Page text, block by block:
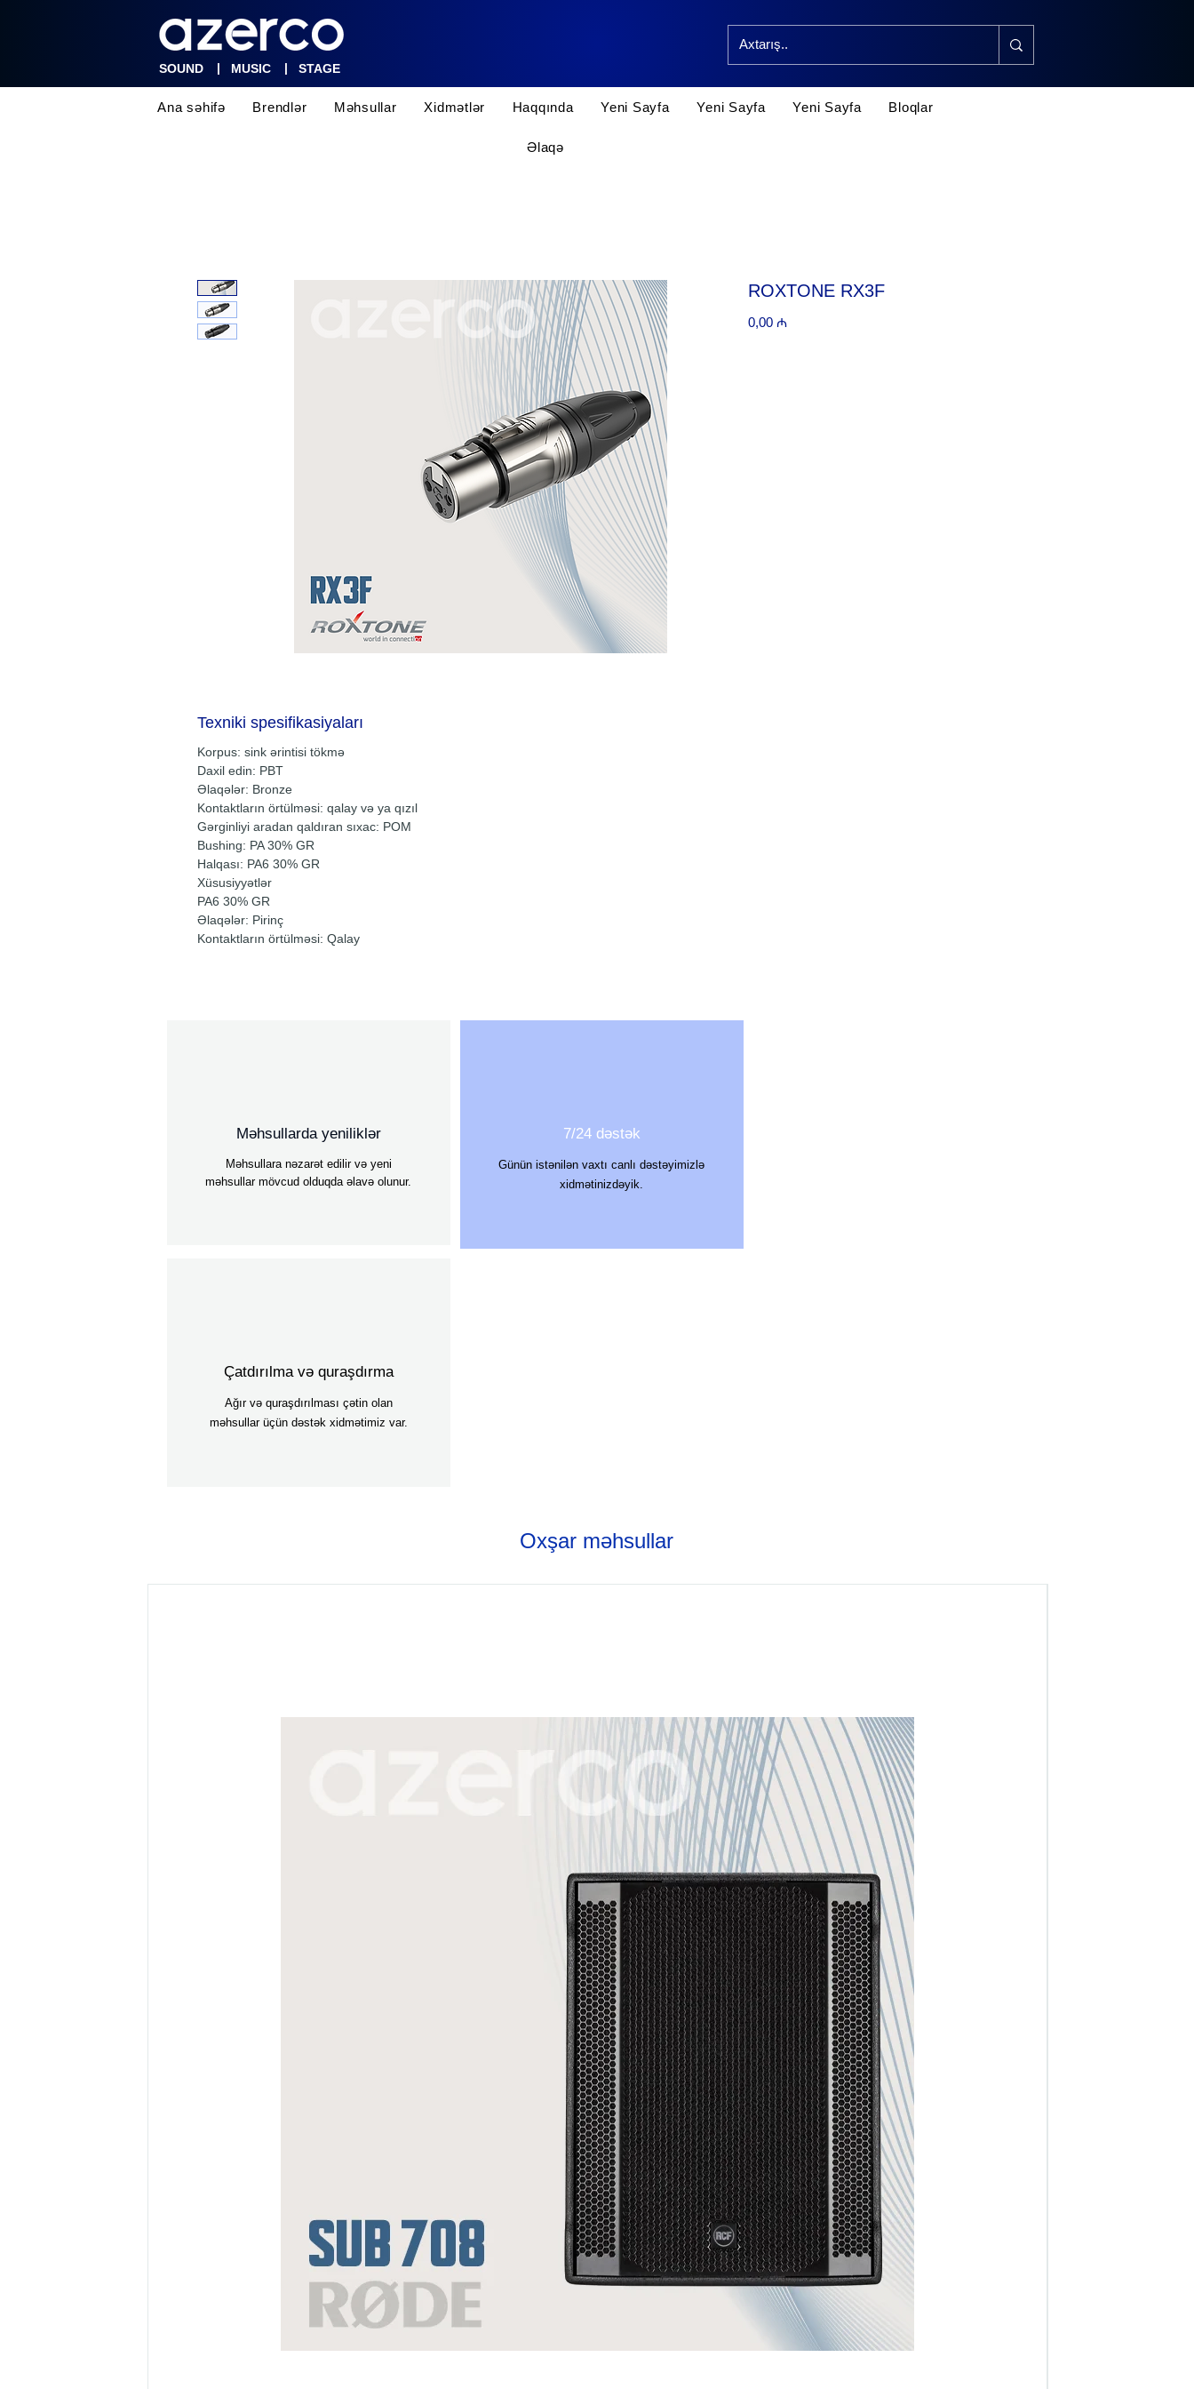
SOUND | MUSIC | STAGE
Ana səhifə Brendlər Məhsullar Xidmətlər Haqqında Yeni Sayfa Yeni Sayfa Yeni Sayfa Bloqlar
Əlaqə
ROXTONE RX3F
0,00 ₼Price
Texniki spesifikasiyaları
Korpus: sink ərintisi tökmə
Daxil edin: PBT
Əlaqələr: Bronze
Kontaktların örtülməsi: qalay və ya qızıl
Gərginliyi aradan qaldıran sıxac: POM
Bushing: PA 30% GR
Halqası: PA6 30% GR
Xüsusiyyətlər
PA6 30% GR
Əlaqələr: Pirinç
Kontaktların örtülməsi: Qalay
Məhsullarda yeniliklər
Məhsullara nəzarət edilir və yeni
məhsullar mövcud olduqda əlavə olunur.
7/24 dəstək
Günün istənilən vaxtı canlı dəstəyimizlə
xidmətinizdəyik.
Çatdırılma və quraşdırma
Ağır və quraşdırılması çətin olan
məhsullar üçün dəstək xidmətimiz var.
Oxşar məhsullar